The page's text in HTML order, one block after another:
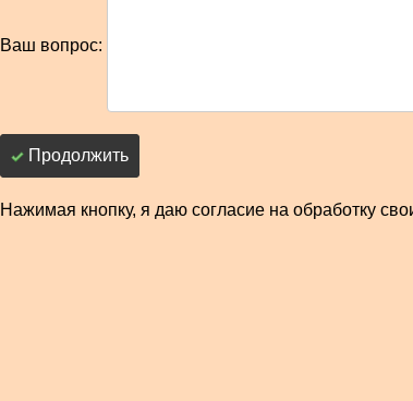
Ваш вопрос:
Продолжить
Нажимая кнопку, я даю согласие на обработку